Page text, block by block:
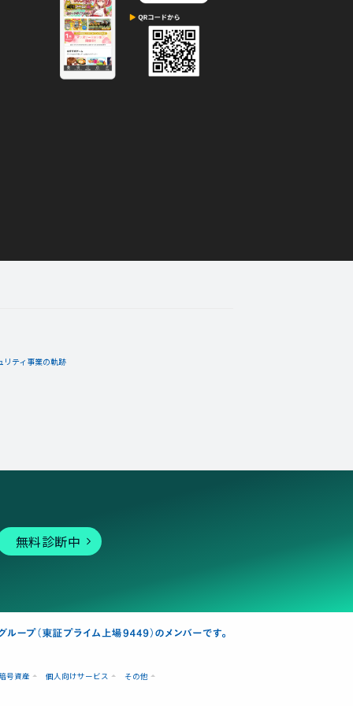
リティ事業の軌跡
無料診断中
号資産 個人向けサービス その他